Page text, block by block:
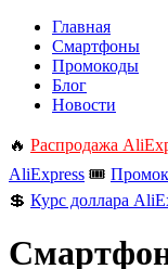
Главная
Смартфоны
Промокоды
Блог
Новости
🔥 Распродажа
AliExpress 🎟️
💲 Курс доллара